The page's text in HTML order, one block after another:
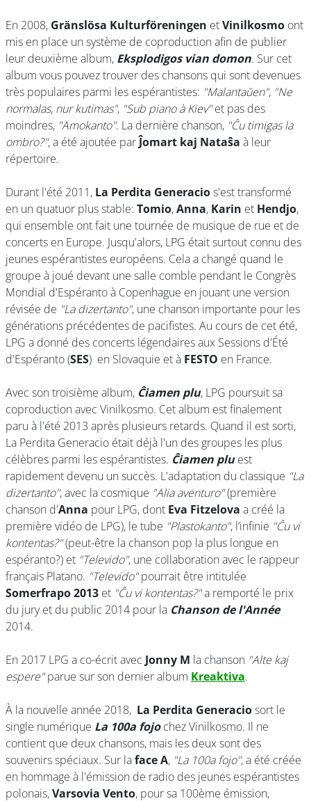
En 2008, Gränslösa Kulturföreningen etVinilkosmo ont
mis en place un système de coproduction afin de publier
leur deuxième album, Eksplodigos vian domon. Sur cet
album vous pouvez trouver des chansons qui sont devenues
très populaires parmi les espérantistes: "Malantaŭen", "Ne
normalas, nur kutimas", "Sub piano à Kiev"et pas des
moindres, "Amokanto". La dernière chanson, "Ĉu timigas la
ombro?", a été ajoutée parĴomart kaj Nataŝa à leur
répertoire.
Durant l'été 2011, La Perdita Generacios'est transformé
en un quatuor plus stable: Tomio,Anna, Karin et Hendjo,
qui ensemble ont fait une tournée de musique de rue et de
concerts en Europe. Jusqu'alors, LPG était surtout connu des
jeunes espérantistes européens. Cela a changé quand le
groupe à joué devant une salle comble pendant le Congrès
Mondial d'Espéranto à Copenhague en jouant une version
révisée de "La dizertanto", une chanson importante pour les
générations précédentes de pacifistes. Au cours de cet été,
LPG a donné des concerts légendaires aux Sessions d'Été
d'Espéranto (SES) en Slovaquie et à FESTO en France.
Avec son troisième album, Ĉiamen plu, LPG poursuit sa
coproduction avec Vinilkosmo. Cet album est finalement
paru à l'été 2013 après plusieurs retards. Quand il est sorti,
La Perdita Generacio était déjà l'un des groupes les plus
célèbres parmi les espérantistes. Ĉiamen pluest
rapidement devenu un succès. L'adaptation du classique "La
dizertanto", avec la cosmique "Alia aventuro"(première
chanson d'Anna pour LPG, dont Eva Fitzelova a créé la
première vidéo de LPG), le tube "Plastokanto", l’infinie "Ĉu vi
kontentas?"(peut-être la chanson pop la plus longue en
espéranto?) et "Televido", une collaboration avec le rappeur
français Platano. "Televido"pourrait être intitulée
Somerfrapo 2013 et "Ĉu vi kontentas?"a remporté le prix
du jury et du public 2014 pour la Chanson de l'Année
2014.
En 2017 LPG a co-écrit avec Jonny M la chanson "Alte kaj
espere"parue sur son dernier album Kreaktiva.
À la nouvelle année 2018, La Perdita Generaciosort le
single numérique La 100a fojochez Vinilkosmo. Il ne
contient que deux chansons, mais les deux sont des
souvenirs spéciaux. Sur laface A, "La 100a fojo", a été créée
en hommage à l'émission de radio des jeunes espérantistes
polonais,Varsovia Vento, pour sa 100ème émission,